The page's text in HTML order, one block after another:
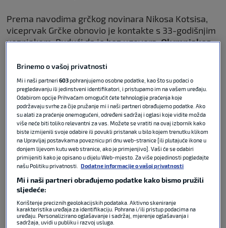
Prema navodima grčkog novinara Nikosa Kotsisa,
viceprvak Grčke obnovio je kontakte s 33-godišnjim
veznjakom. Budući da je bez ugovora,Olympiakos
usmjereni isključivo na dogovor oko osobnih uvjeta.
Ovaj podatak sve govori o
uspješnosti Dalića na klupi
Vatrenih
NOGOMET 08. srp 2026 0
“gašenja požara” do trenerske
besmrtnosti
Brinemo o vašoj privatnosti
Mi i naši partneri603pohranjujemo osobne podatke, kao što su podaci o
pregledavanju ili jedinstveni identifikatori, i pristupamo im na vašem uređaju.
Odabirom opcije Prihvaćam omogućit ćete tehnologije praćenja koje
podržavaju svrhe za čije pružanje mi i naši partneri obrađujemo podatke. Ako
su alati za praćenje onemogućeni, određeni sadržaj i oglasi koje vidite možda
više neće biti toliko relevantni za vas. Možete se vratiti na ovaj izbornik kako
biste izmijenili svoje odabire ili povukli pristanak u bilo kojem trenutku klikom
na Upravljaj postavkama poveznicu pri dnu web-stranice [ili plutajuće ikone u
donjem lijevom kutu web stranice, ako je primjenjivo]. Vaši će se odabiri
primijeniti kako je opisano u dijelu Web-mjesto. Za više pojedinosti pogledajte
našu Politiku privatnosti.
Dodatne informacije o vašoj privatnosti
Mi i naši partneri obrađujemo podatke kako bismo pružili
sljedeće:
Korištenje preciznih geolokacijskih podataka. Aktivno skeniranje
karakteristika uređaja za identifikaciju. Pohrana i/ili pristup podacima na
uređaju. Personalizirano oglašavanje i sadržaj, mjerenje oglašavanja i
sadržaja, uvidi u publiku i razvoj usluga.